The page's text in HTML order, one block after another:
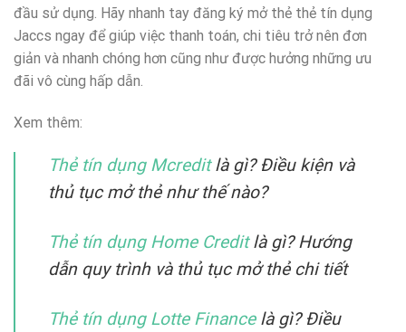
đầu sử dụng. Hãy nhanh tay đăng ký mở thẻ thẻ tín dụng
Jaccs ngay để giúp việc thanh toán, chi tiêu trở nên đơn
giản và nhanh chóng hơn cũng như được hưởng những ưu
đãi vô cùng hấp dẫn.
Xem thêm:
Thẻ tín dụng Mcreditlà gì? Điều kiện và
thủ tục mở thẻ như thế nào?
Thẻ tín dụng Home Creditlà gì? Hướng
dẫn quy trình và thủ tục mở thẻ chi tiết
Thẻ tín dụng Lotte Financelà gì? Điều